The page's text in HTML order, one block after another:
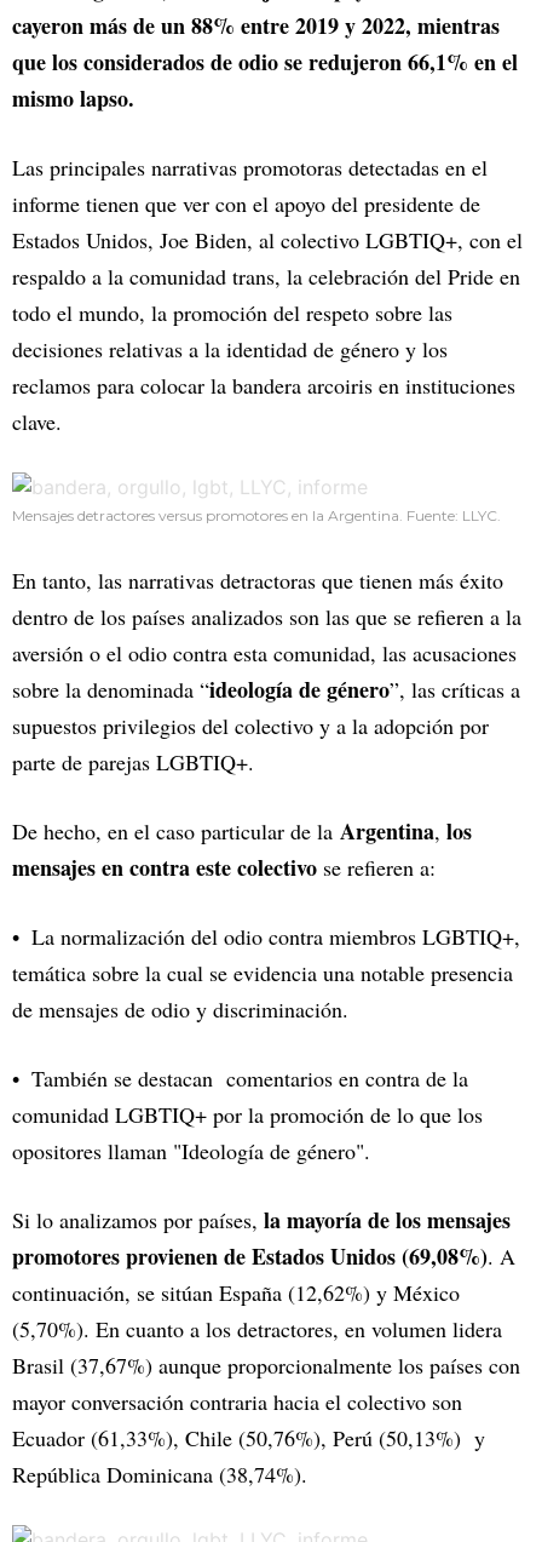
cayeron más de un 88% entre 2019 y 2022, mientras
que los considerados de odio se redujeron 66,1% en el
mismo lapso.
Las principales narrativas promotoras detectadas en el
informe tienen que ver con el apoyo del presidente de
Estados Unidos, Joe Biden, al colectivo LGBTIQ+, con el
respaldo a la comunidad trans, la celebración del Pride en
todo el mundo, la promoción del respeto sobre las
decisiones relativas a la identidad de género y los
reclamos para colocar la bandera arcoiris en instituciones
clave.
Mensajes detractores versus promotores en la Argentina. Fuente: LLYC.
En tanto, las narrativas detractoras que tienen más éxito
dentro de los países analizados son las que se refieren a la
aversión o el odio contra esta comunidad, las acusaciones
sobre la denominada “ideología de género”, las críticas a
supuestos privilegios del colectivo y a la adopción por
parte de parejas LGBTIQ+.
De hecho, en el caso particular de la Argentina, los
mensajes en contra este colectivo se refieren a:
La normalización del odio contra miembros LGBTIQ+,
temática sobre la cual se evidencia una notable presencia
de mensajes de odio y discriminación.
También se destacan comentarios en contra de la
comunidad LGBTIQ+ por la promoción de lo que los
opositores llaman "Ideología de género".
Si lo analizamos por países, la mayoría de los mensajes
promotores provienen de Estados Unidos (69,08%). A
continuación, se sitúan España (12,62%) y México
(5,70%). En cuanto a los detractores, en volumen lidera
Brasil (37,67%) aunque proporcionalmente los países con
mayor conversación contraria hacia el colectivo son
Ecuador (61,33%), Chile (50,76%), Perú (50,13%) y
República Dominicana (38,74%).